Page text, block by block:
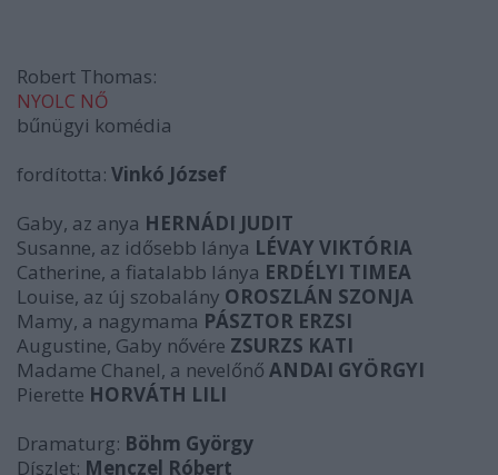
Robert Thomas:
NYOLC NŐ
bűnügyi komédia
fordította: Vinkó József
Gaby, az anya HERNÁDI JUDIT
Susanne, az idősebb lánya LÉVAY VIKTÓRIA
Catherine, a fiatalabb lánya ERDÉLYI TIMEA
Louise, az új szobalány OROSZLÁN SZONJA
Mamy, a nagymama PÁSZTOR ERZSI
Augustine, Gaby nővére ZSURZS KATI
Madame Chanel, a nevelőnő ANDAI GYÖRGYI
Pierette HORVÁTH LILI
Dramaturg: Böhm György
Díszlet: Menczel Róbert